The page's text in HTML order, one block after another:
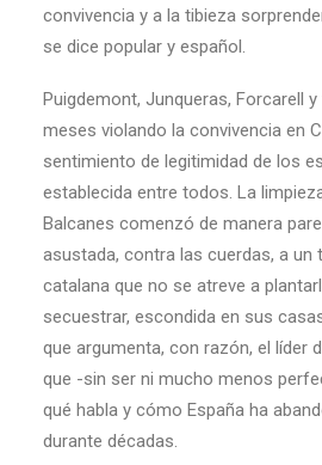
convivencia y a la tibieza
se dice popular y español.
Puigdemont, Junqueras, Forcarell
meses violando la convivencia en
sentimiento de legitimidad de los
establecida entre todos. La
Balcanes comenzó de manera
asustada, contra las cuerdas, a un
catalana que no se atreve a
secuestrar, escondida en sus
que argumenta, con razón, el líder
que -sin ser ni mucho menos
qué habla y cómo España ha
durante décadas.